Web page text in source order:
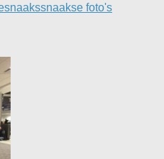
snaakssnaakse foto's